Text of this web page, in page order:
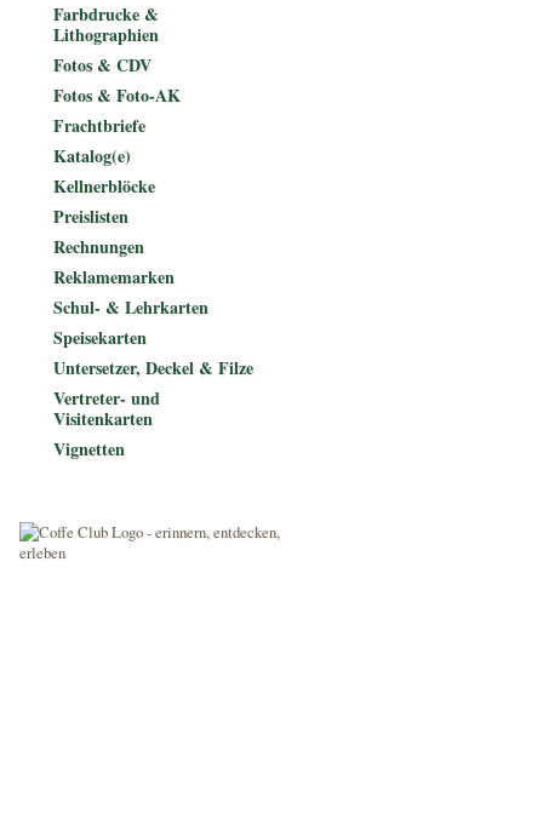
Farbdrucke &
Lithographien
Fotos & CDV
Fotos & Foto-AK
Frachtbriefe
Katalog(e)
Kellnerblöcke
Preislisten
Rechnungen
Reklamemarken
Schul- & Lehrkarten
Speisekarten
Untersetzer, Deckel & Filze
Vertreter- und
Visitenkarten
Vignetten